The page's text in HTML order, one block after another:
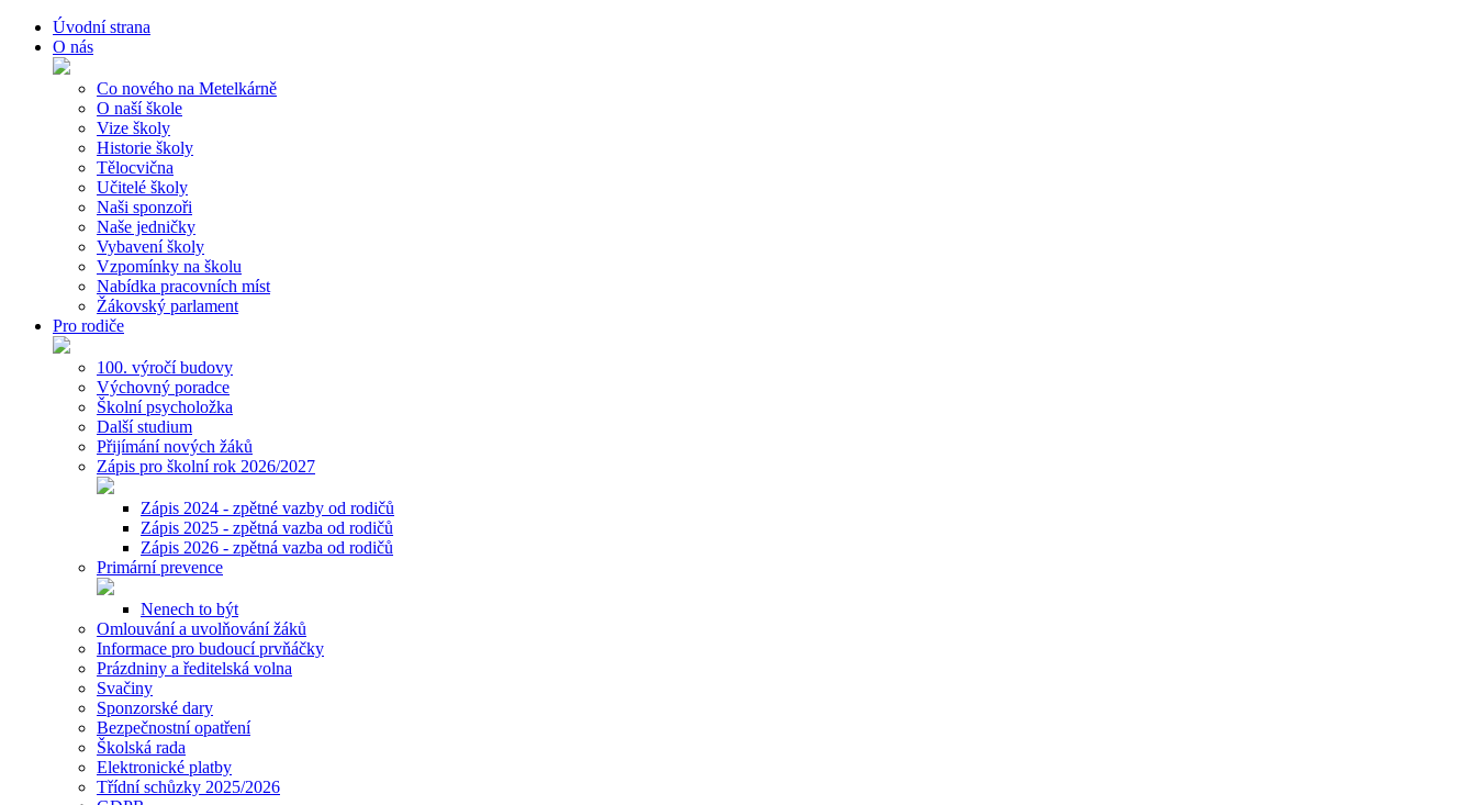
Úvodní strana
O nás
Co nového na Metelkárně
O naší škole
Vize školy
Historie školy
Tělocvična
Učitelé školy
Naši sponzoři
Naše jedničky
Vybavení školy
Vzpomínky na školu
Nabídka pracovních míst
Žákovský parlament
Pro rodiče
100. výročí budovy
Výchovný poradce
Školní psycholožka
Další studium
Přijímání nových žáků
Zápis pro školní rok 2026/2027
Zápis 2024 - zpětné vazby od rodičů
Zápis 2025 - zpětná vazba od rodičů
Zápis 2026 - zpětná vazba od rodičů
Primární prevence
Nenech to být
Omlouvání a uvolňování žáků
Informace pro budoucí prvňáčky
Prázdniny a ředitelská volna
Svačiny
Sponzorské dary
Bezpečnostní opatření
Školská rada
Elektronické platby
Třídní schůzky 2025/2026